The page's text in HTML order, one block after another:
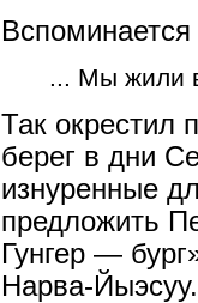
... Мы жили
Так окрестил
берег в дни
изнуренные
предложить
Гунгер —
Нарва-Йыэсуу.